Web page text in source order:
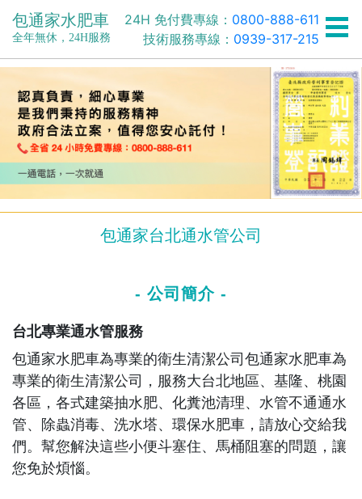
包通家水肥車
全年無休，24H服務
24H 免付費專線： 0800-888-611
技術服務專線： 0939-317-215
包通家台北通水管公司
- 公司簡介 -
台北專業通水管服務
包通家水肥車為專業的衛生清潔公司包通家水肥車為
專業的衛生清潔公司，服務大台北地區、基隆、桃園
各區，各式建築抽水肥、化糞池清理、水管不通通水
管、除蟲消毒、洗水塔、環保水肥車，請放心交給我
們。幫您解決這些小便斗塞住、馬桶阻塞的問題，讓
您免於煩惱。